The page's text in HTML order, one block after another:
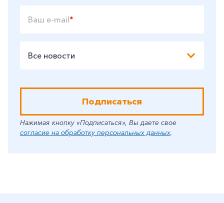
Ваш e-mail*
Все новости
Подписаться
Нажимая кнопку «Подписаться», Вы даете свое
согласие на обработку персональных данных.